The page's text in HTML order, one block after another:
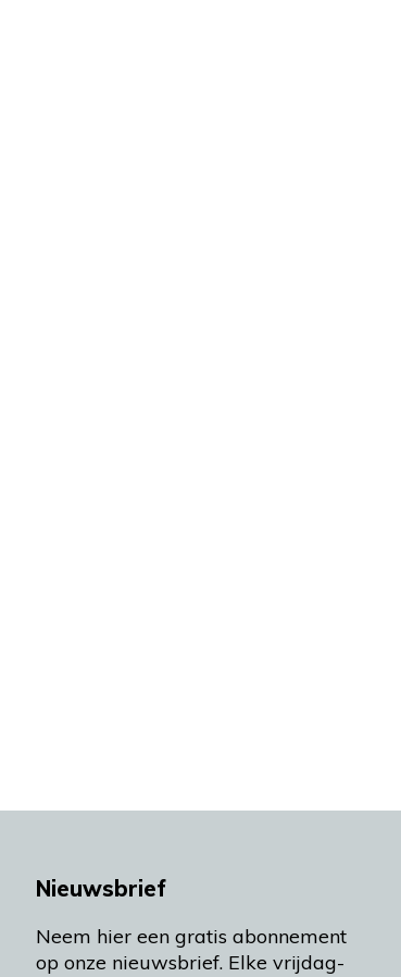
Nieuwsbrief
Neem hier een gratis abonnement
op onze nieuwsbrief. Elke vrijdag-